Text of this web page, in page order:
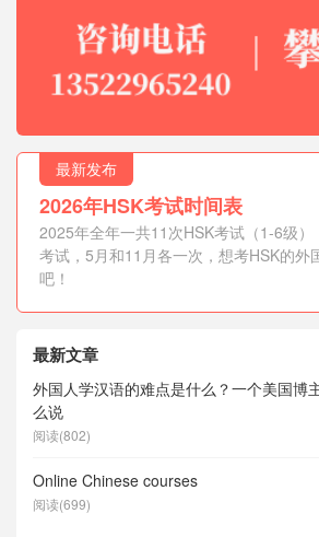
最新发布
2026年HSK考试时间表
2025年全年一共11次HSK考试（1-6级）
考试，5月和11月各一次，想考HSK的外
吧！
最新文章
外国人学汉语的难点是什么？一个美国博
么说
阅读(802)
Online Chinese courses
阅读(699)